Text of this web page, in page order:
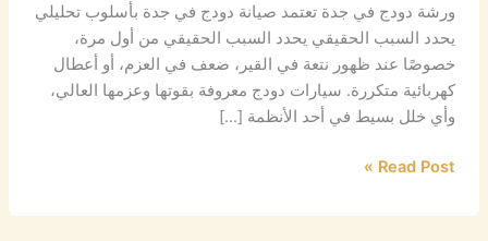
ورشة دودج في جدة تعتمد صيانة دودج في جدة بأسلوب تحليلي
يحدد السبب الحقيقي يحدد السبب الحقيقي من أول مرة،
خصوصًا عند ظهور نتعة في القير، ضعف في العزم، أو أعطال
كهربائية متكررة. سيارات دودج معروفة بقوتها وعزمها العالي،
وأي خلل بسيط في أحد الأنظمة […]
Read Post »